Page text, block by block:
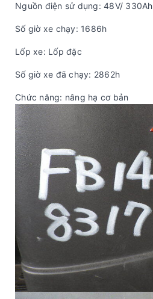
Nguồn điện sử dụng: 48V/ 330Ah
Số giờ xe chạy: 1686h
Lốp xe: Lốp đặc
Số giờ xe đã chạy: 2862h
Chức năng: nâng hạ cơ bản